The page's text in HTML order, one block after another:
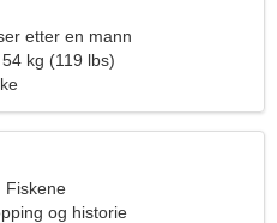
etter en mann
kg (119 lbs)
Fiskene
og historie